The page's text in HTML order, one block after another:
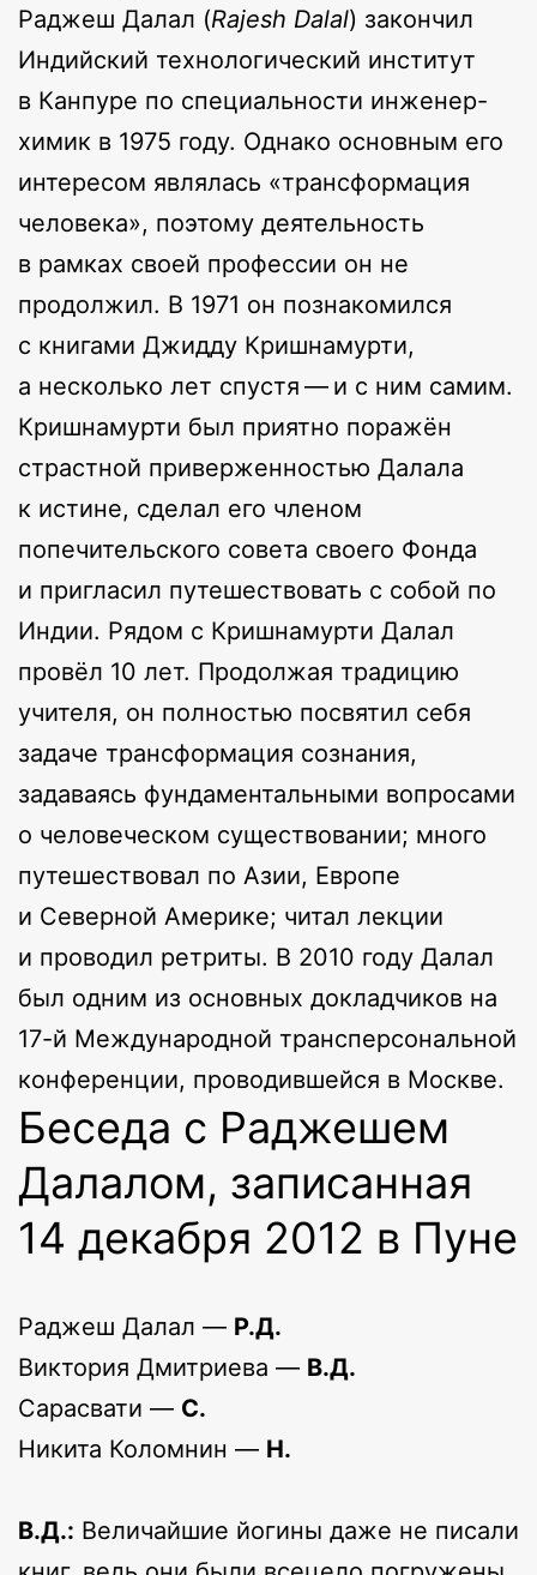
Раджеш Далал (Rajesh Dalal) закончил
Индийский технологический институт
в Канпуре по специальности инженер-
химик в 1975 году. Однако основным его
интересом являлась «трансформация
человека», поэтому деятельность
в рамках своей профессии он не
продолжил. В 1971 он познакомился
с книгами Джидду Кришнамурти,
а несколько лет спустя — и с ним самим.
Кришнамурти был приятно поражён
страстной приверженностью Далала
к истине, сделал его членом
попечительского совета своего Фонда
и пригласил путешествовать с собой по
Индии. Рядом с Кришнамурти Далал
провёл 10 лет. Продолжая традицию
учителя, он полностью посвятил себя
задаче трансформация сознания,
задаваясь фундаментальными вопросами
о человеческом существовании; много
путешествовал по Азии, Европе
и Северной Америке; читал лекции
и проводил ретриты. В 2010 году Далал
был одним из основных докладчиков на
17-й Международной трансперсональной
конференции, проводившейся в Москве.
Беседа с Раджешем
Далалом, записанная
14 декабря 2012 в Пуне
Раджеш Далал — Р.Д.
Виктория Дмитриева — В.Д.
Сарасвати — С.
Никита Коломнин — Н.
В.Д.: Величайшие йогины даже не писали